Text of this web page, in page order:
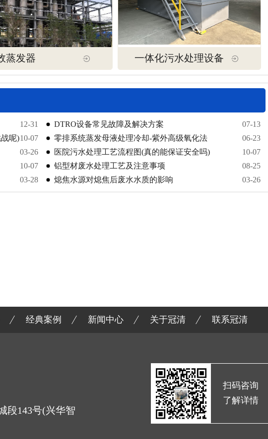
蒸发器 一体化污水处理设备
12-31 07-13
DTRO设备常见故障及解决方案
10-07
呢) 06-23
零排系统蒸发母液处理冷却-紫外高级氧化法
03-26
10-07
医院污水处理工艺流程图(真的能保证安全吗)
10-07
08-25
铝型材废水处理工艺及注意事项
03-28
03-26
熄焦水源对熄焦后废水水质的影响
经典案例 新闻中心 关于冠清 联系冠清
段143号(兴华智
扫码咨询
了解详情